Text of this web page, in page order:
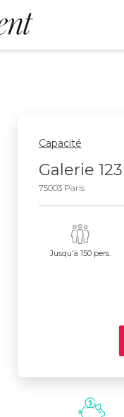
Capacité
Galerie 123
75003 Paris
Jusqu'à 150 pers.